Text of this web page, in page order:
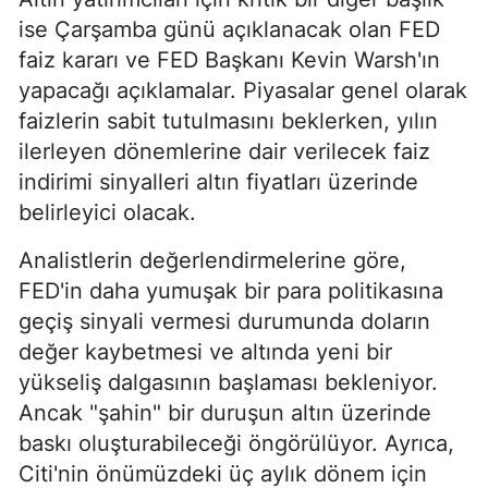
ise Çarşamba günü açıklanacak olan FED
faiz kararı ve FED Başkanı Kevin Warsh'ın
yapacağı açıklamalar. Piyasalar genel olarak
faizlerin sabit tutulmasını beklerken, yılın
ilerleyen dönemlerine dair verilecek faiz
indirimi sinyalleri altın fiyatları üzerinde
belirleyici olacak.
Analistlerin değerlendirmelerine göre,
FED'in daha yumuşak bir para politikasına
geçiş sinyali vermesi durumunda doların
değer kaybetmesi ve altında yeni bir
yükseliş dalgasının başlaması bekleniyor.
Ancak "şahin" bir duruşun altın üzerinde
baskı oluşturabileceği öngörülüyor. Ayrıca,
Citi'nin önümüzdeki üç aylık dönem için